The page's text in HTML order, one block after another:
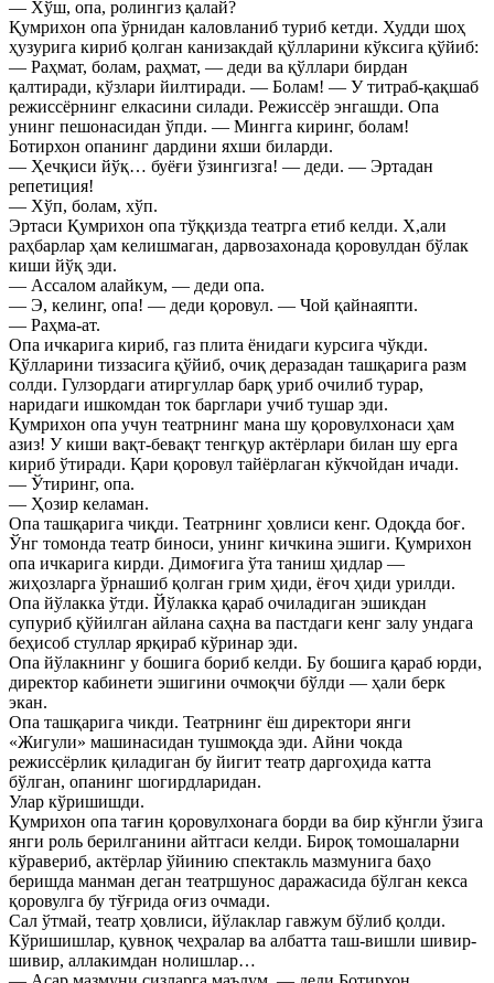
— Хўш, опа, ролингиз қалай?
Қумрихон опа ўрнидан каловланиб туриб кетди. Худди шоҳ
ҳузурига кириб қолган канизакдай қўлларини кўксига қўйиб:
— Раҳмат, болам, раҳмат, — деди ва қўллари бирдан
қалтиради, кўзлари йилтиради. — Болам! — У титраб-қақшаб
режиссёрнинг елкасини силади. Режиссёр энгашди. Опа
унинг пешонасидан ўпди. — Мингга киринг, болам!
Ботирхон опанинг дардини яхши биларди.
— Ҳечқиси йўқ… буёғи ўзингизга! — деди. — Эртадан
репетиция!
— Хўп, болам, хўп.
Эртаси Қумрихон опа тўққизда театрга етиб келди. Х,али
раҳбарлар ҳам келишмаган, дарвозахонада қоровулдан бўлак
киши йўқ эди.
— Ассалом алайкум, — деди опа.
— Э, келинг, опа! — деди қоровул. — Чой қайнаяпти.
— Раҳма-ат.
Опа ичкарига кириб, газ плита ёнидаги курсига чўкди.
Қўлларини тиззасига қўйиб, очиқ деразадан ташқарига разм
солди. Гулзордаги атиргуллар барқ уриб очилиб турар,
наридаги ишкомдан ток барглари учиб тушар эди.
Қумрихон опа учун театрнинг мана шу қоровулхонаси ҳам
азиз! У киши вақт-бевақт тенгқур актёрлари билан шу ерга
кириб ўтиради. Қари қоровул тайёрлаган кўкчойдан ичади.
— Ўтиринг, опа.
— Ҳозир келаман.
Опа ташқарига чиқди. Театрнинг ҳовлиси кенг. Одоқда боғ.
Ўнг томонда театр биноси, унинг кичкина эшиги. Қумрихон
опа ичкарига кирди. Димоғига ўта таниш ҳидлар —
жиҳозларга ўрнашиб қолган грим ҳиди, ёғоч ҳиди урилди.
Опа йўлакка ўтди. Йўлакка қараб очиладиган эшикдан
супуриб қўйилган айлана саҳна ва пастдаги кенг залу ундага
беҳисоб стуллар ярқираб кўринар эди.
Опа йўлакнинг у бошига бориб келди. Бу бошига қараб юрди,
директор кабинети эшигини очмоқчи бўлди — ҳали берк
экан.
Опа ташқарига чикди. Театрнинг ёш директори янги
«Жигули» машинасидан тушмоқда эди. Айни чокда
режиссёрлик қиладиган бу йигит театр даргоҳида катта
бўлган, опанинг шогирдларидан.
Улар кўришишди.
Қумрихон опа тағин қоровулхонага борди ва бир кўнгли ўзига
янги роль берилганини айтгаси келди. Бироқ томошаларни
кўравериб, актёрлар ўйинию спектакль мазмунига баҳо
беришда манман деган театршунос даражасида бўлган кекса
қоровулга бу тўғрида оғиз очмади.
Сал ўтмай, театр ҳовлиси, йўлаклар гавжум бўлиб қолди.
Кўришишлар, қувноқ чеҳралар ва албатта таш-вишли шивир-
шивир, аллакимдан нолишлар…